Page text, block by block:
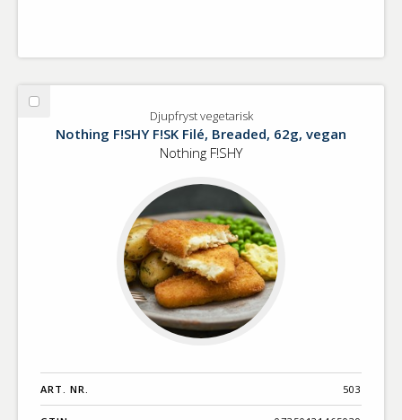
Välj
vegetarisk
Djupfryst vegetarisk
Nothing F!SHY F!SK Filé, Breaded, 62g, vegan
Nothing F!SHY
ART. NR. 503